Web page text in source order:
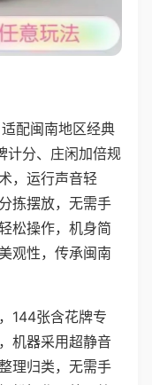
适配闽南地区经典
计分、庄闲加倍规
，运行声音轻
拣摆放，无需手
松操作，机身简
观性，传承闽南
144张含花牌专
机器采用超静音
理归类，无需手